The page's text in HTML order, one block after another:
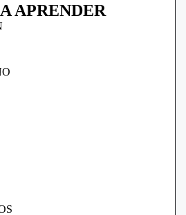
APRENDER